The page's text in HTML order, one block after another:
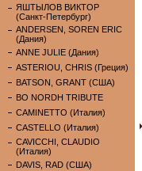
ЯШТЫЛОВ ВИКТОР
(Санкт-Петербург)
ANDERSEN, SOREN ERIC
(Дания)
ANNE JULIE (Дания)
ASTERIOU, CHRIS (Греция)
BATSON, GRANT (США)
BO NORDH TRIBUTE
CAMINETTO (Италия)
CASTELLO (Италия)
CAVICCHI, CLAUDIO
(Италия)
DAVIS, RAD (США)